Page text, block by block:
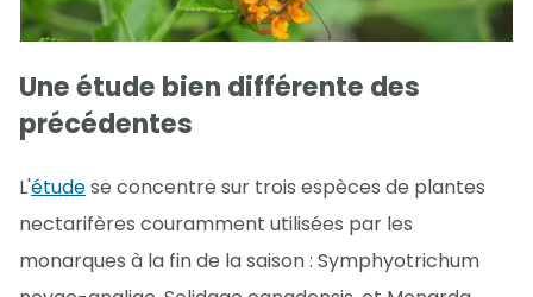
Une étude bien différente des
précédentes
L'étudese concentre sur trois espèces de plantes
nectarifères couramment utilisées par les
monarques à la fin de la saison : Symphyotrichum